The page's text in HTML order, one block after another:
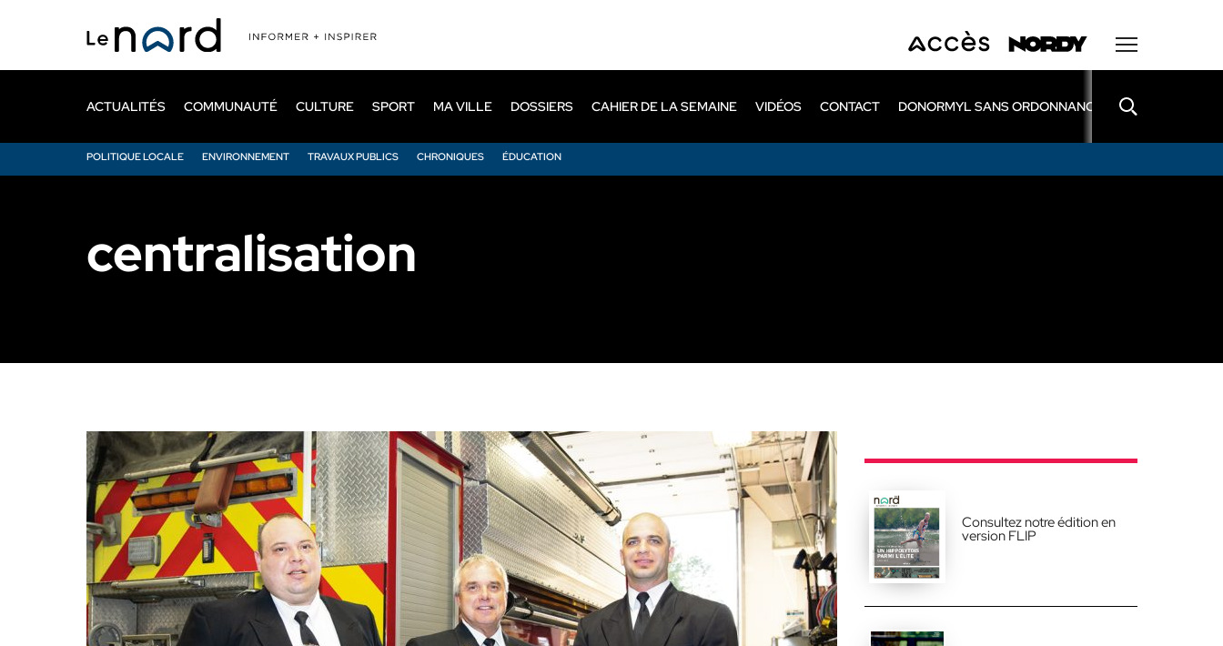
principal
ACTUALITÉS
POLITIQUE LOCALE ENVIRONNEMENT TRAVAUX PUBLICS CHRONIQUES ÉDUCATION
COMMUNAUTÉ CULTURE SPORT MA VILLE DOSSIERS CAHIER DE LA SEMAINE VIDÉOS CONTACT DONORMYL SANS ORDONNANCE LEXOMIL SANS
centralisation
Consultez notre édition en
version FLIP